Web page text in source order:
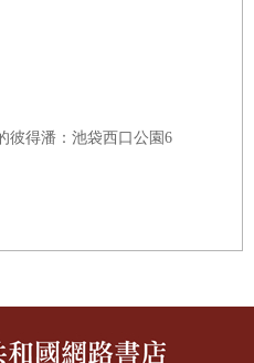
鞍馬山專心修練劍術。自古
做的。饒是苦主有再多隱
這種詭計多端虐殺對方的報
〉故事，報仇方式著實令人
。無論大人或小孩，只要是
故事產生些許反感吧？
後我發現，兔子的做法沒有
，往往就是這類女性。希臘
彼得潘：池袋西口公園6